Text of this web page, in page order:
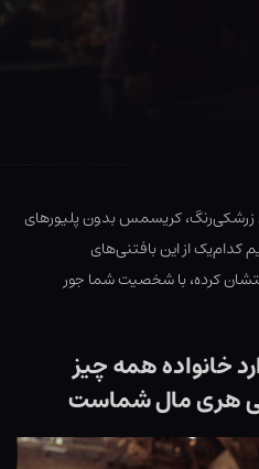
زرشکی‌رنگ، کریسمس بدون پلیورهای
کدام‌یک از این بافتنی‌های
کرده، با شخصیت شما جور
خانواده همه چیز
هری مال شماست